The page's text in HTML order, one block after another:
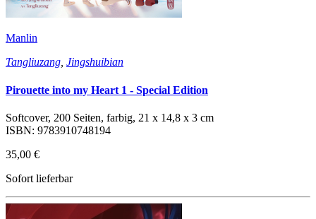
Manlin
Tangliuzang, Jingshuibian
Pirouette into my Heart 1 - Special Edition
Softcover, 200 Seiten, farbig, 21 x 14,8 x 3 cm
ISBN: 9783910748194
35,00 €
Sofort lieferbar